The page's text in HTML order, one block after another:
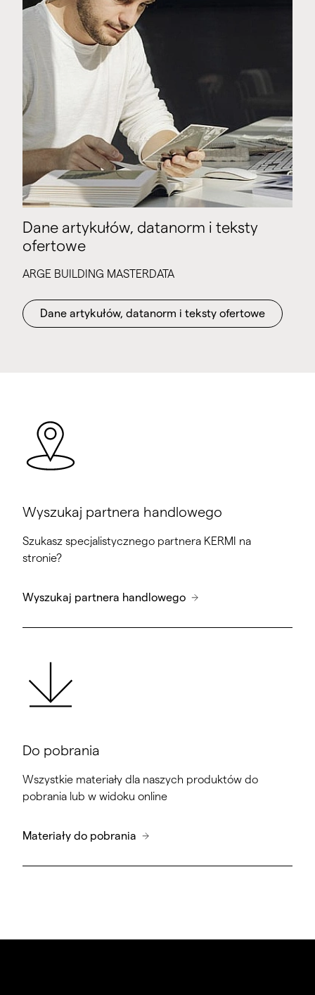
Dane artykułów, datanorm i teksty
ofertowe
ARGE BUILDING MASTERDATA
Dane artykułów, datanorm i teksty ofertowe
Wyszukaj partnera handlowego
Szukasz specjalistycznego partnera KERMI na
stronie?
Wyszukaj partnera handlowego
Do pobrania
Wszystkie materiały dla naszych produktów do
pobrania lub w widoku online
Materiały do pobrania